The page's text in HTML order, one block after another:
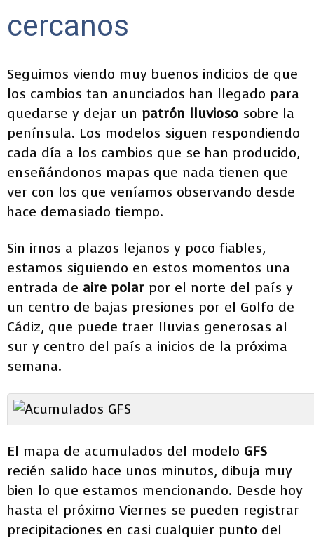
cercanos
Seguimos viendo muy buenos indicios de que
los cambios tan anunciados han llegado para
quedarse y dejar un patrón lluvioso sobre la
península. Los modelos siguen respondiendo
cada día a los cambios que se han producido,
enseñándonos mapas que nada tienen que
ver con los que veníamos observando desde
hace demasiado tiempo.
Sin irnos a plazos lejanos y poco fiables,
estamos siguiendo en estos momentos una
entrada de aire polar por el norte del país y
un centro de bajas presiones por el Golfo de
Cádiz, que puede traer lluvias generosas al
sur y centro del país a inicios de la próxima
semana.
El mapa de acumulados del modelo GFS
recién salido hace unos minutos, dibuja muy
bien lo que estamos mencionando. Desde hoy
hasta el próximo Viernes se pueden registrar
precipitaciones en casi cualquier punto del